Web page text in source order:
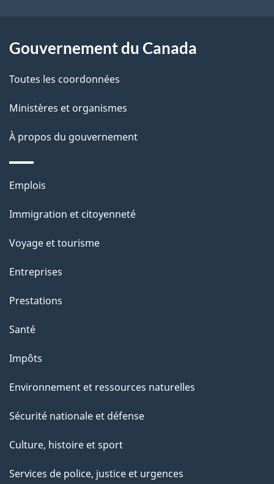
l
p
a
g
e
Gouvernement du Canada
Toutes les coordonnées
Ministères et organismes
À propos du gouvernement
Thèmes
sujets
Emplois
Immigration et citoyenneté
Voyage et tourisme
Entreprises
Prestations
Santé
Impôts
Environnement et ressources naturelles
Sécurité nationale et défense
Culture, histoire et sport
Services de police, justice et urgences